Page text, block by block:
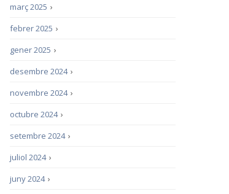
›
març 2025
›
febrer 2025
›
gener 2025
›
desembre 2024
›
novembre 2024
›
octubre 2024
›
setembre 2024
›
juliol 2024
›
juny 2024